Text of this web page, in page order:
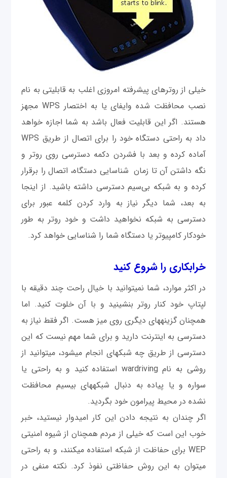
خیلی از روترهای پیشرفته امروزی اغلب به قابلیتی به نام
نصب محافظت شده وای‎فای یا به اختصار WPS مجهز
هستند. اگر این قابلیت فعال باشد به شما اجازه خواهد
داد به راحتی دستگاه خود را برای اتصال از طریق WPS
آماده کرده و بعد با فشردن دکمه دسترسی روی روتر و
نگه داشتن آن تا زمان شناسایی دستگاه، اتصال را برقرار
کرده و به شبکه بی‌سیم دسترسی داشته باشید. از اینجا
به بعد، شما دیگر نیاز به وارد کردن کلمه عبور برای
دسترسی به شبکه نخواهید داشت و خود روتر به طور
خودکار کامپیوتر یا دستگاه شما را شناسایی خواهد کرد.
خرابکاری را شروع كنيد
در اکثر موارد، شما نمی‎توانید با خیال راحت چند دقیقه با
لپتاپ خود کنار روتر بنشينيد و با آن خلوت کنید. اما
همچنان گزینه‎های دیگری روی میز هست. اگر فقط نیاز به
دسترسی به اینترنت دارید و برای شما مهم نیست که این
دسترسی از طریق چه شبکه‎ای انجام مي‎شود، می‎توانید از
روشی به نام wardriving استفاده کنید و به راحتی یا
سواره و یا پیاده به دنبال شبکه‎های بی‎سیم محافظت
نشده در محیط پیرامون خود بگردید.
اگر چندان به نتیجه دادن این کار امیدوار نیستید، خبر
خوب اين است که خیلی از مردم همچنان از شیوه امنیتی
WEP برای حفاظت از شبکه استفاده می‎کنند، و به راحتی
می‎توان به این روش حفاظتی نفوذ کرد. نکته منفی در